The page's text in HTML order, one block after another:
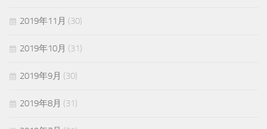
2019年11月 (30)
2019年10月 (31)
2019年9月 (30)
2019年8月 (31)